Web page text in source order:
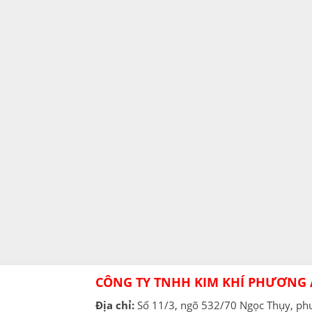
CÔNG TY TNHH KIM KHÍ PHƯƠNG
Địa chỉ: Số 11/3, ngõ 532/70 Ngọc Thụy,